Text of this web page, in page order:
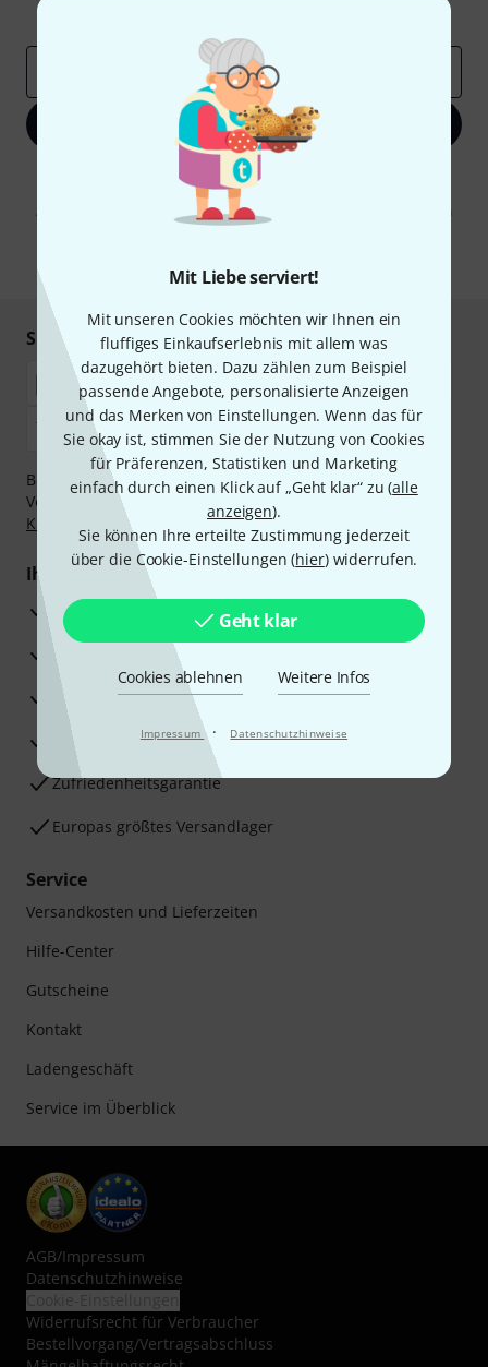
Mit Liebe serviert!
Mit unseren Cookies möchten wir Ihnen ein
fluffiges Einkaufserlebnis mit allem was
dazugehört bieten. Dazu zählen zum Beispiel
passende Angebote, personalisierte Anzeigen
und das Merken von Einstellungen. Wenn das für
Sie okay ist, stimmen Sie der Nutzung von Cookies
für Präferenzen, Statistiken und Marketing
einfach durch einen Klick auf „Geht klar“ zu (alle
anzeigen).
Sie können Ihre erteilte Zustimmung jederzeit
über die Cookie-Einstellungen (hier) widerrufen.
Geht klar
Cookies ablehnen Weitere Infos
Impressum · Datenschutzhinweise
Jetzt anmelden
Mit Klick auf „Jetzt anmelden“ stimmen Sie dem Erhalt von E-Mail-
Werbung und einer Messung des E-Mail-Nutzungsverhaltens zu. Die
Abmeldung ist jederzeit möglich. Weitere Informationen finden Sie in
unserenDatenschutzhinweisen
Sicher einkaufen & bezahlen
Bezahlen Sie vertraulich und sicher per Nachnahme,
Vorkasse, PayPal, Amazon Pay,
Klarna Sofort bezahlen
Klarna Ratenzahlung
oder Kreditkarte.
Ihre Vorteile
3 Jahre Thomann Garantie
30 Tage Money-Back-Garantie
Reparaturservice
Beratung durch Fachexperten
Zufriedenheitsgarantie
Europas größtes Versandlager
Service
Versandkosten und Lieferzeiten
Hilfe-Center
Gutscheine
Kontakt
Ladengeschäft
Service im Überblick
AGB/Impressum
Datenschutzhinweise
Widerrufsrecht für Verbraucher
Bestellvorgang/Vertragsabschluss